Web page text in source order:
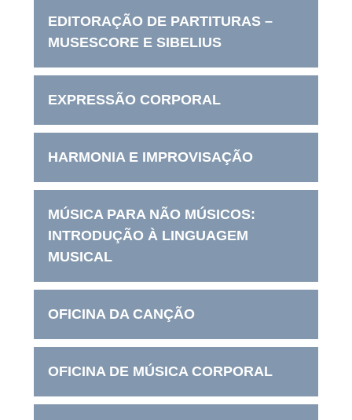
EDITORAÇÃO DE PARTITURAS –
MUSESCORE E SIBELIUS
EXPRESSÃO CORPORAL
HARMONIA E IMPROVISAÇÃO
MÚSICA PARA NÃO MÚSICOS:
INTRODUÇÃO À LINGUAGEM
MUSICAL
OFICINA DA CANÇÃO
OFICINA DE MÚSICA CORPORAL